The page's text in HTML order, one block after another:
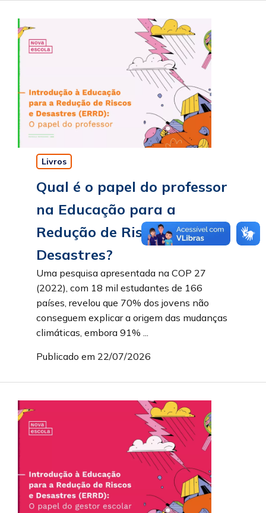
Livros
Qual é o papel do professor
na Educação para a
Redução de Riscos e
Desastres?
Uma pesquisa apresentada na COP 27
(2022), com 18 mil estudantes de 166
países, revelou que 70% dos jovens não
conseguem explicar a origem das mudanças
climáticas, embora 91% ...
Publicado em 22/07/2026